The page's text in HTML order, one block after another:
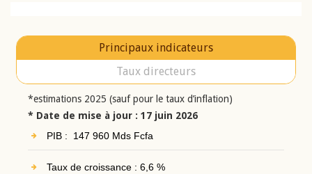
Principaux indicateurs
Taux directeurs
*estimations 2025 (sauf pour le taux d’inflation)
* Date de mise à jour : 17 juin 2026
PIB : 147 960 Mds Fcfa
Taux de croissance : 6,6 %